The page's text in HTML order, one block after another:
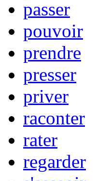
passer
pouvoir
prendre
presser
priver
raconter
rater
regarder